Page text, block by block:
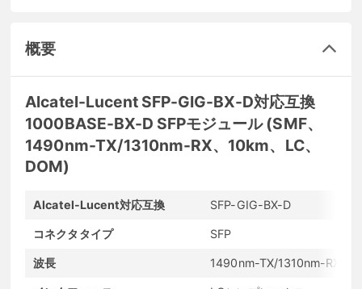
概要
Alcatel-Lucent SFP-GIG-BX-D対応互換
1000BASE-BX-D SFPモジュール (SMF、
1490nm-TX/1310nm-RX、10km、LC、
DOM)
Alcatel-Lucent対応互換 SFP-GIG-BX-D
コネクタタイプ SFP
波長 1490nm-TX/1310nm-RX